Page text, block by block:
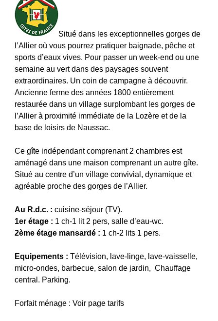
Situé dans les exceptionnelles gorges de
l’Allier où vous pourrez pratiquer baignade, pêche et
sports d’eaux vives. Pour passer un week-end ou une
semaine au vert dans des paysages souvent
extraordinaires. Un coin de campagne à découvrir.
Ancienne ferme des années 1800 entièrement
restaurée dans un village surplombant les gorges de
l’Allier à proximité immédiate de la Lozère et de la
base de loisirs de Naussac.
Ce gîte indépendant comprenant 2 chambres est
aménagé dans une maison comprenant un autre gîte.
Situé au centre d’un village convivial, dynamique et
agréable proche des gorges de l’Allier.
Au R.d.c. : cuisine-séjour (TV).
1er étage : 1 ch-1 lit 2 pers, salle d’eau-wc.
2ème étage mansardé : 1 ch-2 lits 1 pers.
Equipements : Télévision, lave-linge, lave-vaisselle,
micro-ondes, barbecue, salon de jardin, Chauffage
central. Parking.
Forfait ménage : Voir page tarifs